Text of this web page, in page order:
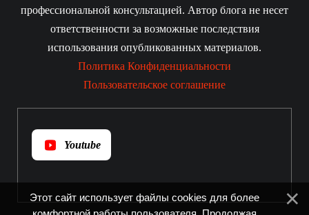
профессиональной консультацией. Автор блога не несет
ответственности за возможные последствия
использования опубликованных материалов.
Политика Конфиденциальности
Пользовательское соглашение
Youtube
Этот сайт использует файлы cookies для более